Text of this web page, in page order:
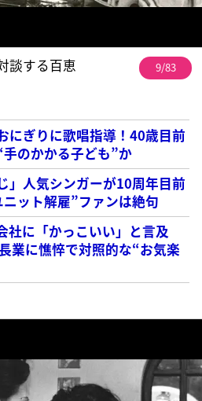
談する百恵 9/83
ぎりに歌唱指導！40歳目前
のかかる子ども”か
」人気シンガーが10周年目前
ット解雇”ファンは絶句
に「かっこいい」と言及
業に憔悴で対照的な“お気楽